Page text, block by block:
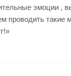
эмоции ,
проводить такие